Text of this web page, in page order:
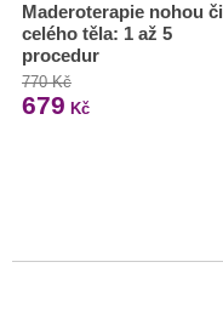
Maderoterapie nohou či
celého těla: 1 až 5
procedur
770 Kč
679 Kč